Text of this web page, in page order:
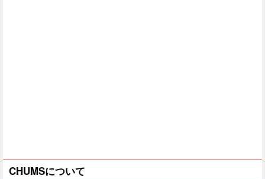
CHUMSについて